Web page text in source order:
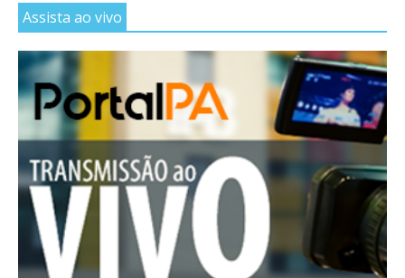
Assista ao vivo